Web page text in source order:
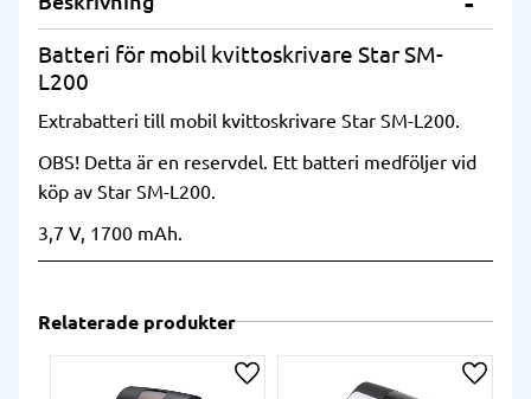
Batteri för mobil kvittoskrivare Star SM-
L200
Extrabatteri till mobil kvittoskrivare Star SM-L200.
OBS! Detta är en reservdel. Ett batteri medföljer vid
köp av Star SM-L200.
3,7 V, 1700 mAh.
Relaterade produkter
Lägg till i önskelista Lägg